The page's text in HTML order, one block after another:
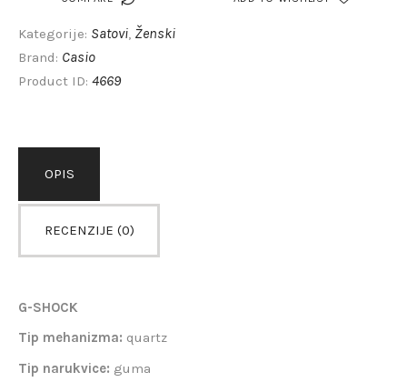
Kategorije: Satovi Ženski
Brand: Casio
Product ID: 4669
OPIS
RECENZIJE (0)
G-SHOCK
Tip mehanizma: quartz
Tip narukvice: guma